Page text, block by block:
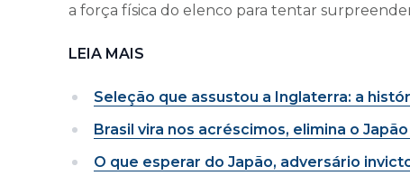
a força física do elenco para tentar
LEIA MAIS
Seleção que assustou a Inglaterra: a
Brasil vira nos acréscimos, elimina o
O que esperar do Japão, adversário